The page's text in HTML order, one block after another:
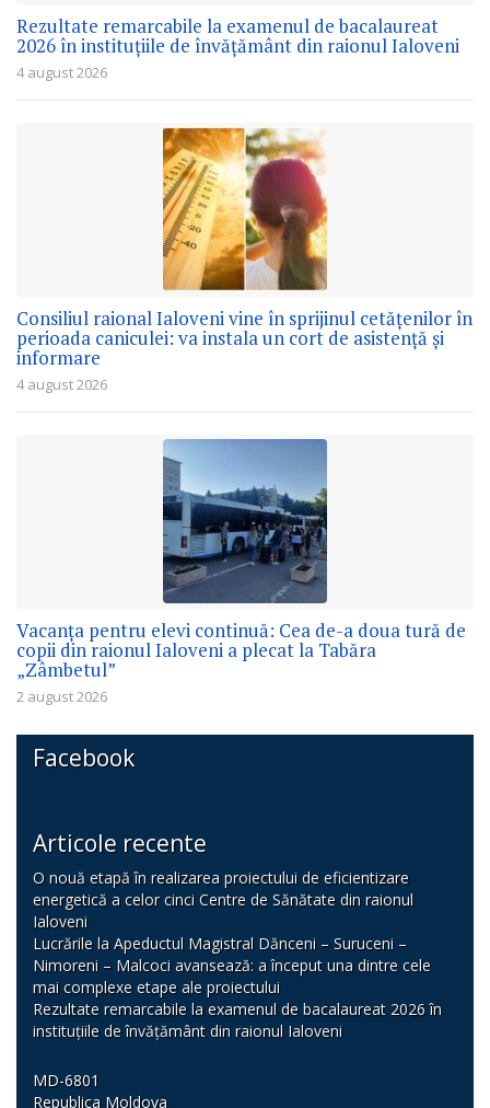
Rezultate remarcabile la examenul de bacalaureat
2026 în instituțiile de învățământ din raionul Ialoveni
4 august 2026
Consiliul raional Ialoveni vine în sprijinul cetățenilor în
perioada caniculei: va instala un cort de asistență și
informare
4 august 2026
Vacanța pentru elevi continuă: Cea de-a doua tură de
copii din raionul Ialoveni a plecat la Tabăra
„Zâmbetul”
2 august 2026
Facebook
Articole recente
O nouă etapă în realizarea proiectului de eficientizare
energetică a celor cinci Centre de Sănătate din raionul
Ialoveni
Lucrările la Apeductul Magistral Dănceni – Suruceni –
Nimoreni – Malcoci avansează: a început una dintre cele
mai complexe etape ale proiectului
Rezultate remarcabile la examenul de bacalaureat 2026 în
instituțiile de învățământ din raionul Ialoveni
MD-6801
Republica Moldova